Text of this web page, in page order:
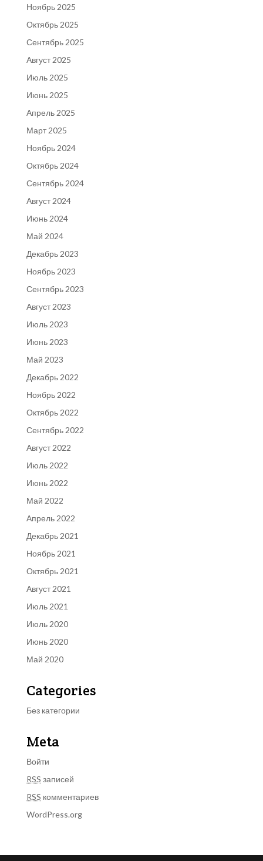
Ноябрь 2025
Октябрь 2025
Сентябрь 2025
Август 2025
Июль 2025
Июнь 2025
Апрель 2025
Март 2025
Ноябрь 2024
Октябрь 2024
Сентябрь 2024
Август 2024
Июнь 2024
Май 2024
Декабрь 2023
Ноябрь 2023
Сентябрь 2023
Август 2023
Июль 2023
Июнь 2023
Май 2023
Декабрь 2022
Ноябрь 2022
Октябрь 2022
Сентябрь 2022
Август 2022
Июль 2022
Июнь 2022
Май 2022
Апрель 2022
Декабрь 2021
Ноябрь 2021
Октябрь 2021
Август 2021
Июль 2021
Июль 2020
Июнь 2020
Май 2020
Categories
Без категории
Meta
Войти
RSS записей
RSS комментариев
WordPress.org